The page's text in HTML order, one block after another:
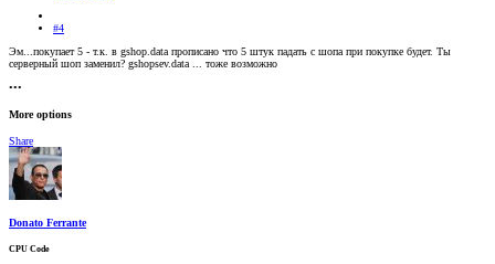
#4
Эм...покупает 5 - т.к. в gshop.data прописано что 5 штук падать с шопа при покупке будет. Ты
серверный шоп заменил? gshopsev.data ... тоже возможно
•••
More options
Share
Donato Ferrante
CPU Code